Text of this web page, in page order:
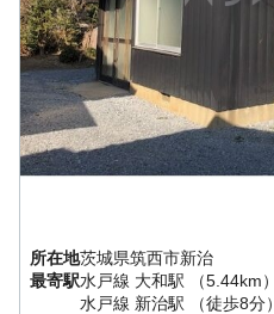
所在地茨城県筑西市新治
最寄駅水戸線 大和駅
（5.44km）
水戸線 新治駅
（徒歩8分）